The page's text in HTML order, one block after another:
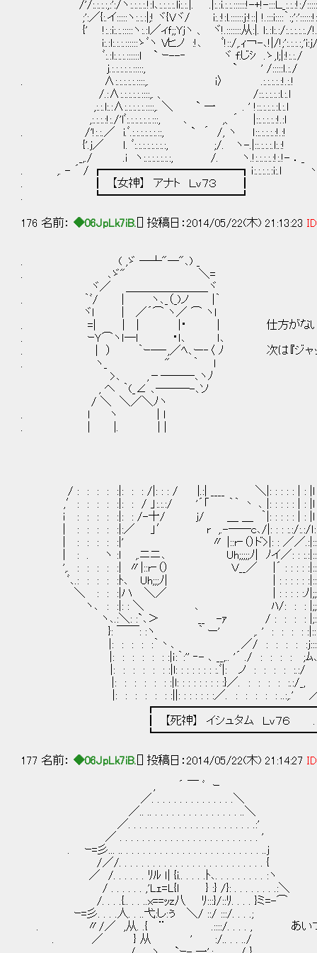
/'/:.:.:.:,:':/ヽ:.:.:.:.!:l､:.:.:.:.li:.:.|. .|:.:i.:.:.::::::!-+!-:::Ｌ_:.:.:!:/
;':／{:.イ:::::ヽ:.:.:|;! ヾ{Vヾ/ i:.:!:l.::::::j:!::| !.:::i::::｀:;':'::::::!::
{' !:.:i:.:.:::::ヽ:.:l／ィｆ;;Yｊヽ 、 ヾ!.:::::::从:|. l:.:l:.:/:.:.:.:.:./
i:.:l:.:.:.::::::ゝﾞヽ Vヒノ :!､ ﾞ!::/,.ｨ￢-､!|/
ﾞ:.:l:.:.:.::::::ｌ ` ｰ--‐ ヾ f:じｼ .ゝ,l;|:!:.:./
ｊ.:.:.:.:.:.:::::, ` ' /:::::ｌ.:./ やっぱ
. ∧:.:.:.:.:.::::,. ｉ〉 .:.:.:.:.:!.:.!
/.:∧:.:.:.:.:.::::,. 、 /::.:.:.:.:l.:.l
,:.:.l:.:∧:.:.:.:.:.::::,. ＼ ` 一 . ' !::.:.:.:.:l.:.l
,:.:.:.:!:./'lﾞ:.:.:.:.:.:.:::, ､ ,、´ |::.:.:.:.:!.:l
. /'!:.:.／ i.ﾞ.:.:.:.:.:.:.::, ` ´ /, ヽ ｌ::.:.:.:.:!.:!
{'.ｊ／ ｌ. ﾞ:.:.:.:.:.:.:.:, ;/. ヽ-.|::.:.:.:.l:.:!
_,./ .i ヽ:.:.:.:.:.:.:, /. ヽ.!:.:.:.:.:!:.!- ．_
. ,. - ´ / ┏━━━━━━━━━━━━┓ｉ:.:.:.:.:i:.l
. ┃ 【女神】 アナト Ｌｖ７３ ┃
. ┗━━━━━━━━━━━━┛
176 名前： ◆06JpLk7iB. [] 投稿日：2014/05/22(木) 21:13:23
. ( ,ゞ ─┴"─"､) _
. ､ゞ" ＼=
ヾ／ ＿＿＿＿＿＿＿_ヾ
. ｀ﾞ/ | ヽ､_（_)ノ |｀
ヾｌ | ／´⌒ ヽ／ ⌒ ヽｌ
. =| | | |・ | 仕方がない あまり大事
. ｰＹ⌒ヽｌ─ｌ ・ｌ､ ｌ､
. | ） ｀ｰ─‐,／ﾍ､ー‐〈 ﾉ 次は『ジャック部
. ヽ_ " ｀ ｌ
>､ ,－───､ヽﾉ
, ヘ ｀(_∠ ､───-､ソ
/ ＼ ＼／＼ﾉヽ
. ｌ ヽ | ｌ
/ : : : : :|: : : /|: : : / |.:| ____ ＼|: : : : : | : |ｌ :
,′: : : : :|: : / 」:.:.:/ '´「 ｀｀ 丶 ､ |: : : : : | : |
ｉ : : : : :|: : /-十/ ｊ/ ＿ ＿ ｀|: : : : : | : |
| : : : : :|:／ 」′ r ,.-──c､/|: : : :.:/:.:/ｌ
| : : : : :|' 〃 |::r‐（）ド>|: : ／／
| : . ヽ :l ,.ニニ､ Uh;;;;;ﾉ| ﾉイ／: :
',. : : : : :| 〃|::r‐（） Ｖ__／ |´ : : : : :|:: :
ﾞ､.: : : : :ﾄ､ Uh;;;ﾉ| | : : : : : :|::
＼ : : :|ハ ＼／ | : : : : :ﾉ|;; :
ヽ､ : :|: : ＼ ､ ﾊ/: : : |;; :
ヽ､.:＼: :`､＞ __ -ｧ / : : : : |;: :
}: ￣￣: :ヽ ｀ ー' ,. ' : : : : :|::: :
|: : : : :｀丶､ ／/ : : : : :ｊ:::: :
|: : : : : : :|ｉ:｀:'' ‐- ､ __,.. '´ ./ : : : : ;ﾑ､
|: : : : : : :|l: : : : : : : :.ﾞ|: ノ : : : : :.:/ ｀
|: : : : : : :|l: : : : : : : : :}／. : : : : :.:/_, ,､
|: : : : : : :||: : : : : : :／. : : : : :
┃ 【死神】 イシュタム Ｌｖ７６
177 名前： ◆06JpLk7iB. [] 投稿日：2014/05/22(木) 21:14:27
, ´ ￣ ﾞ ｰ
／. . . . . . . . . . . . . . .＼
／.. .. . . . . . . . . . . . . . . . ..＼
／. . . . . . . . . . . . . . . . . . . . . . .:'
／ . . . . . . . . . . . . . . . . . . . . . . . . . '
. ｰ=彡... .. . . . . . . . . . . . . . . . . . . . . . . . . ..j
/／/. . . . . . . . . . . . . . . . . . . . . . . . . . {
／ /. . . . . . ﾘﾙ ｌ| {i.. . . . .ﾄ､. . . . . . . . . :ヽ
/ . . . . . . ,'Lｪ=L{l } :} /}: . . . . . . . .:＼
/. . . .{.. . . ..x==ｯz八 ﾘ:::}/::ﾘ. . . . }ミ=-⌒
ｰ=彡. . . .人. . ..弋:し:ぅ ＼/ ::/ :::/. . . .;
. 〃/／ ,从. .{ ¨ .::::/. . . . , あいつの心臓
. ／ } 从 ' :/.. . . ../